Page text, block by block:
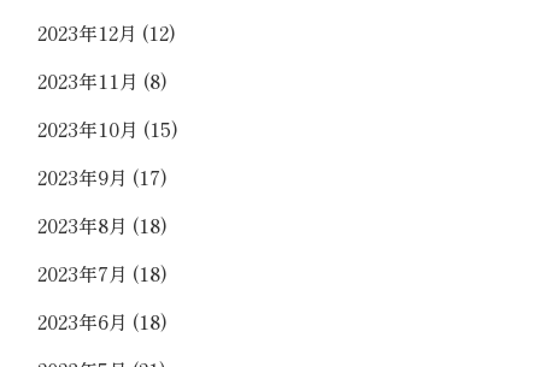
2023年12月 (12)
2023年11月 (8)
2023年10月 (15)
2023年9月 (17)
2023年8月 (18)
2023年7月 (18)
2023年6月 (18)